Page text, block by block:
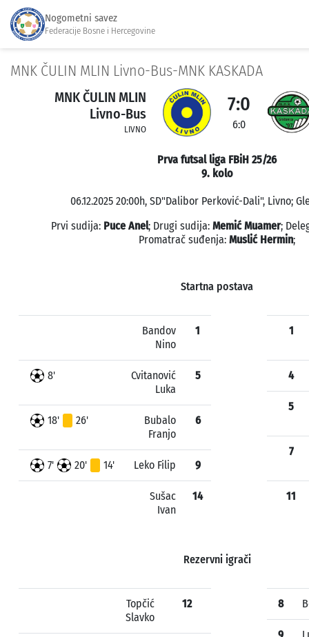
Nogometni savez
Federacije Bosne i Hercegovine
MNK ČULIN MLIN Livno-Bus-MNK KASKADA
MNK ČULIN MLIN
Livno-Bus
LIVNO
7:0
6:0
Prva futsal liga FBiH 25/26
9. kolo
06.12.2025 20:00h, SD"Dalibor Perković-Dali", Livno;
Prvi sudija: Puce Anel; Drugi sudija: Memić Muamer;
Promatrač suđenja: Muslić Hermin;
Startna postava
Bandov
Nino
1
8'
Cvitanović
Luka
5
18' 26'
Bubalo
Franjo
6
7' 20' 14' Leko Filip 9
Sušac
Ivan
14
1
4
5
7
11
Rezervni igrači
Topčić
Slavko
12 8